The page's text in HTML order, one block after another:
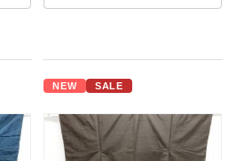
NEW SALE